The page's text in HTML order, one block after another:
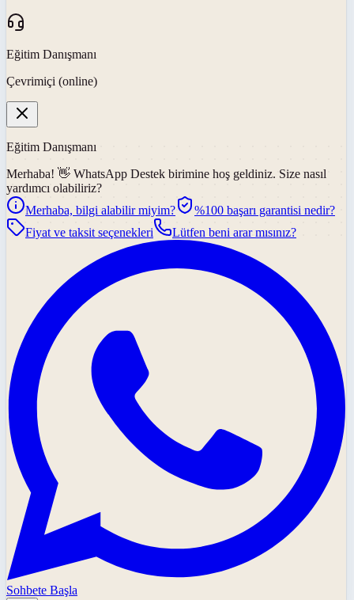
Eğitim Danışmanı
Çevrimiçi (online)
Eğitim Danışmanı
Merhaba! 👋 WhatsApp Destek birimine hoş geldiniz. Size nasıl
yardımcı olabiliriz?
Merhaba, bilgi alabilir miyim?
%100 başarı garantisi nedir?
Fiyat ve taksit seçenekleri
Lütfen beni arar mısınız?
Sohbete Başla